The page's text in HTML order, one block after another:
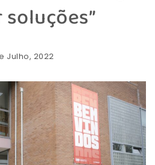
Julho, 2022